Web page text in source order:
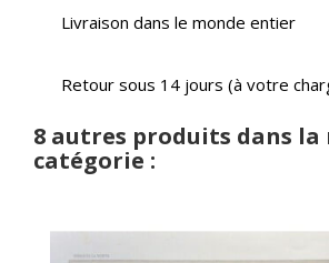
Livraison dans le monde entier
Retour sous 14 jours (à votre
8 autres produits dans la
catégorie :